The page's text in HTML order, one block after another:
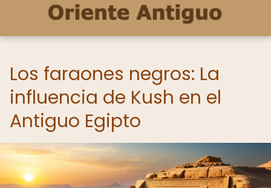
Los faraones negros: La
influencia de Kush en el
Antiguo Egipto